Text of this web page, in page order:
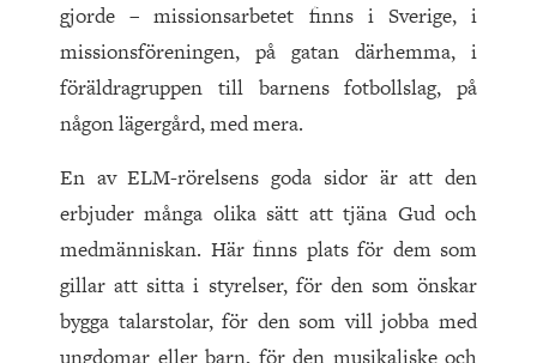
gjorde – missionsarbetet finns i Sverige, i
missionsföreningen, på gatan därhemma, i
föräldragruppen till barnens fotbollslag, på
någon lägergård, med mera.
En av ELM-rörelsens goda sidor är att den
erbjuder många olika sätt att tjäna Gud och
medmänniskan. Här finns plats för dem som
gillar att sitta i styrelser, för den som önskar
bygga talarstolar, för den som vill jobba med